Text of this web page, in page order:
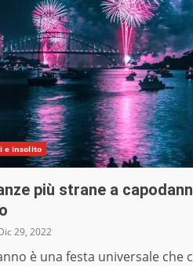
e insolito
più strane a
29, 2022
è una festa universale che